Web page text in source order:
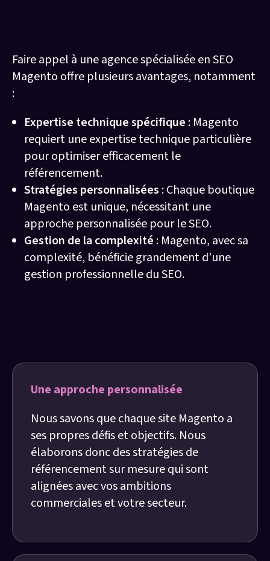
Faire appel à une agence spécialisée en SEO
Magento offre plusieurs avantages, notamment
:
Expertise technique spécifique : Magento
requiert une expertise technique particulière
pour optimiser efficacement le
référencement.
Stratégies personnalisées : Chaque boutique
Magento est unique, nécessitant une
approche personnalisée pour le SEO.
Gestion de la complexité : Magento, avec sa
complexité, bénéficie grandement d’une
gestion professionnelle du SEO.
Une approche personnalisée
Nous savons que chaque site Magento a
ses propres défis et objectifs. Nous
élaborons donc des stratégies de
référencement sur mesure qui sont
alignées avec vos ambitions
commerciales et votre secteur.